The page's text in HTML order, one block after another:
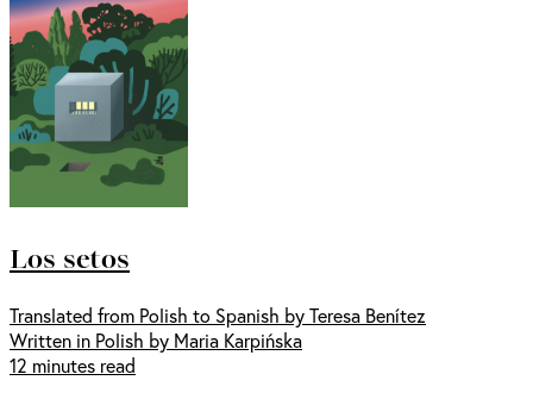
Los setos
Translated from Polish to Spanish by Teresa Benítez
Written in Polish by Maria Karpińska
12 minutes read